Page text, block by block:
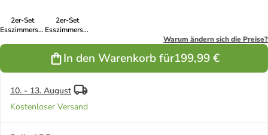
2er-Set
Esszimmerstuhl
Gelb/Schwarz
2er-Set
Esszimmerstuhl
Warum ändern sich die Preise?
In den Warenkorb für199,99 €
10. - 13. August
Kostenloser Versand